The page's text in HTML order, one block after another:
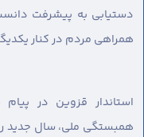
دستیابی به پیشرفت
همراهی مردم در کنار
همبستگی ملی، سال جدید